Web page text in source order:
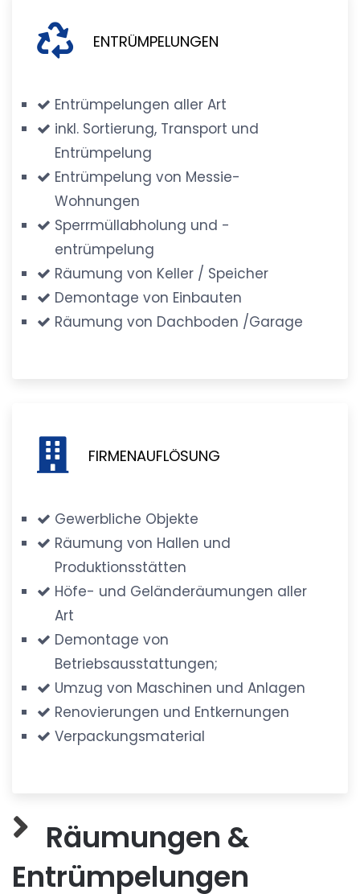
ENTRÜMPELUNGEN
Entrümpelungen aller Art
inkl. Sortierung, Transport und
Entrümpelung
Entrümpelung von Messie-
Wohnungen
Sperrmüllabholung und -
entrümpelung
Räumung von Keller / Speicher
Demontage von Einbauten
Räumung von Dachboden /Garage
FIRMENAUFLÖSUNG
Gewerbliche Objekte
Räumung von Hallen und
Produktionsstätten
Höfe- und Geländeräumungen aller
Art
Demontage von
Betriebsausstattungen;
Umzug von Maschinen und Anlagen
Renovierungen und Entkernungen
Verpackungsmaterial
Räumungen &
Entrümpelungen